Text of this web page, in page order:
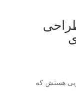
هستش که